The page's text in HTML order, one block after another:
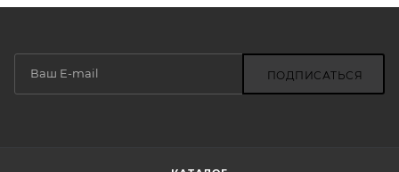
ПОДПИСАТЬСЯ